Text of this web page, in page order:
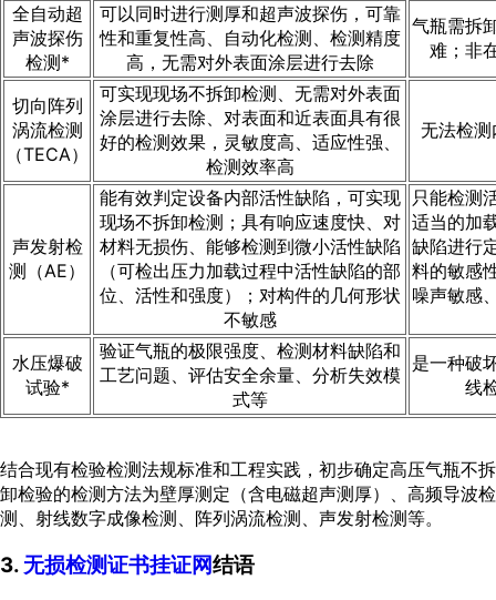
全自动超
声波探伤
检测*
可以同时进行测厚和超声波探伤，可靠
性和重复性高、自动化检测、检测精度
高，无需对外表面涂层进行去除
气瓶需拆
难；非
切向阵列
涡流检测
（TECA）
可实现现场不拆卸检测、无需对外表面
涂层进行去除、对表面和近表面具有很
好的检测效果，灵敏度高、适应性强、
检测效率高
无法检
声发射检
测（AE）
能有效判定设备内部活性缺陷，可实现
现场不拆卸检测；具有响应速度快、对
材料无损伤、能够检测到微小活性缺陷
（可检出压力加载过程中活性缺陷的部
位、活性和强度）；对构件的几何形状
不敏感
只能检测
适当的加
缺陷进行
料的敏感
噪声敏感
水压爆破
试验*
验证气瓶的极限强度、检测材料缺陷和
工艺问题、评估安全余量、分析失效模
式等
是一种破
线
结合现有检验检测法规标准和工程实践，初步确定高压气瓶不拆
卸检验的检测方法为壁厚测定（含电磁超声测厚）、高频导波检
测、射线数字成像检测、阵列涡流检测、声发射检测等。
3. 无损检测证书挂证网结语